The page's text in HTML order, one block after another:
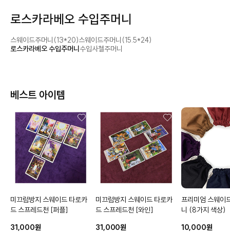
로스카라베오 수입주머니
스웨이드주머니(13*20)스웨이드주머니(15.5*24)
로스카라베오 수입주머니수입사첼주머니
베스트 아이템
미끄럼방지 스웨이드 타로카
드 스프레드천 [퍼플]
31,000원
미끄럼방지 스웨이드 타로카
드 스프레드천 [와인]
31,000원
프리미엄 스웨이
니 (8가지 색상)
10,000원